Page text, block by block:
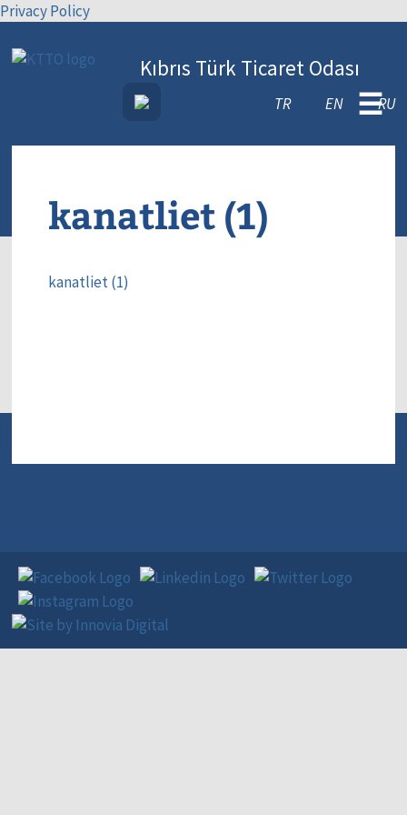
Privacy Policy
Kıbrıs Türk Ticaret Odası
TR EN RU
☰
kanatliet (1)
kanatliet (1)